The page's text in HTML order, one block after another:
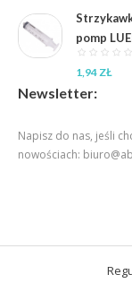
pomp
1,94ZŁ
Newsletter:
Napisz do nas, jeśli
nowościach: